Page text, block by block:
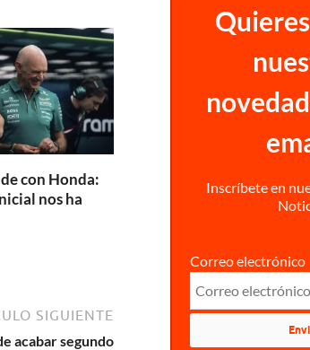
con Honda:
nos ha
SIGUIENTE
acabar segundo
Inscríbete en
Correo electrónico